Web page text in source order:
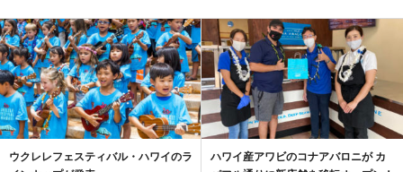
ウクレレフェスティバル・ハワイのラ
ハワイ産アワビのコナアバロニが カ